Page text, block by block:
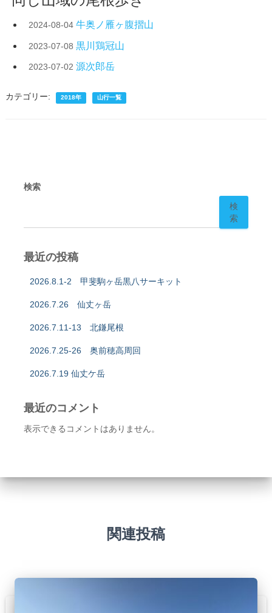
2024-08-04 牛奥ノ雁ヶ腹摺山
2023-07-08 黒川鶏冠山
2023-07-02 源次郎岳
カテゴリー: 2018年 山行一覧
検索
検
索
最近の投稿
2026.8.1-2 甲斐駒ヶ岳黒八サーキット
2026.7.26 仙丈ヶ岳
2026.7.11-13 北鎌尾根
2026.7.25-26 奥前穂高周回
2026.7.19 仙丈ケ岳
最近のコメント
表示できるコメントはありません。
関連投稿